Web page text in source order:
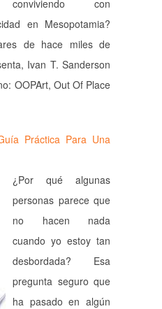
conviviendo con
en Mesopotamia?
de hace miles de
Ivan T. Sanderson
OOPArt, Out Of Place
Práctica Para Una
¿Por qué algunas
personas parece que
no hacen nada
cuando yo estoy tan
desbordada? Esa
pregunta seguro que
ha pasado en algún